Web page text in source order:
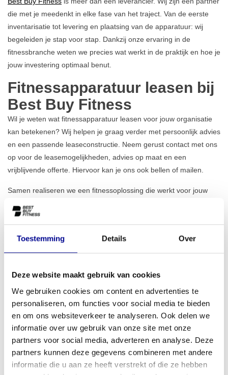
Toestemming Details Over
Deze website maakt gebruik van cookies
We gebruiken cookies om content en advertenties te
personaliseren, om functies voor social media te bieden
en om ons websiteverkeer te analyseren. Ook delen we
informatie over uw gebruik van onze site met onze
partners voor social media, adverteren en analyse. Deze
partners kunnen deze gegevens combineren met andere
informatie die u aan ze heeft verstrekt of die ze hebben
die met je meedenkt in elke fase van het traject. Van de eerste
inventarisatie tot levering en plaatsing van de apparatuur: wij
begeleiden je stap voor stap. Dankzij onze ervaring in de
fitnessbranche weten we precies wat werkt in de praktijk en hoe je
jouw investering optimaal benut.
Fitnessapparatuur leasen bij
Best Buy Fitness
Wil je weten wat fitnessapparatuur leasen voor jouw organisatie
kan betekenen? Wij helpen je graag verder met persoonlijk advies
en een passende leaseconstructie. Neem gerust contact met ons
op voor de leasemogelijkheden, advies op maat en een
vrijblijvende offerte. Hiervoor kan je ons ook bellen of mailen.
Samen realiseren we een fitnessoplossing die werkt voor jouw
CTE Products & Leasing BV
Van Eeghenstraat 84
www.cte.nl
info@productlease.nl
Stuur een e-mail
Bel direct